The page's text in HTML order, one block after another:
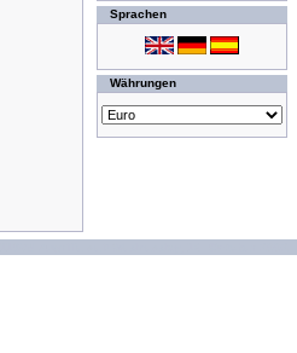
Sprachen
Währungen